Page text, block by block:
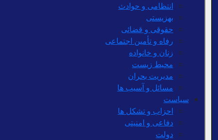
انتظامی و حوادث
بهزیستی
حقوقی و قضائی
رفاه و تأمین اجتماعی
زنان و خانواده
محیط زیست
مدیریت بحران
مسائل و آسیب ها
سیاست
احزاب و تشکل ها
دفاعی و امنیتی
دولت